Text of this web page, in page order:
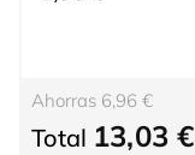
Ahorras 6,96 €
Total 13,03 €